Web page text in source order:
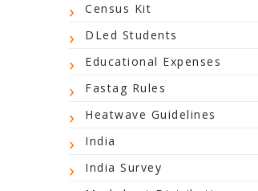
Census Kit
DLed Students
Educational Expenses
Fastag Rules
Heatwave Guidelines
India
India Survey